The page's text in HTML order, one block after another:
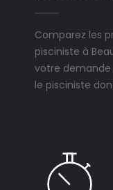
Comparez les
pisciniste à
votre
le pisciniste